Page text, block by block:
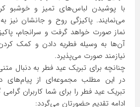
با پوشیدن لباس‌های تمیز و خوشبو
می‌نمایند. پاکیزگی روح و جانشان نیز
نماز صورت خواهد گرفت و سرانجام،
آن‌ها به وسیله فطریه دادن و کمک
نیازمند صورت می‌پذیرد.
چنانچه برای تبریک عید فطر به دنبال
در این مطلب مجموعه‌ای از پیام‌های
تبریک عید فطر را برای شما کاربران
ادامه تقدیم حضورتان می‌گردد: